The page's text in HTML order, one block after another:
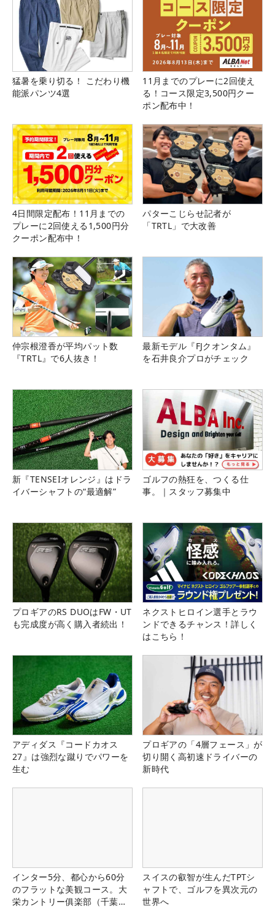
猛暑を乗り切る！ こだわり機
能派パンツ4選
11月までのプレーに2回使え
る！コース限定3,500円クー
ポン配布中！
4日間限定配布！11月までの
プレーに2回使える1,500円分
クーポン配布中！
パターこじらせ記者が
「TRTL」で大改善
仲宗根澄香が平均パット数
『TRTL』で6人抜き！
最新モデル『FJクオンタム』
を石井良介プロがチェック
新『TENSEIオレンジ』はドラ
イバーシャフトの“最適解”
ゴルフの熱狂を、つくる仕
事。｜スタッフ募集中
プロギアのRS DUOはFW・UT
も完成度が高く購入者続出！
ネクストヒロイン選手とラウ
ンドできるチャンス！詳しく
はこちら！
アディダス『コードカオス
27』は強烈な蹴りでパワーを
生む
プロギアの「4層フェース」が
切り開く高初速ドライバーの
新時代
インター5分、都心から60分
のフラットな美観コース。大
栄カントリー俱楽部（千葉
スイスの叡智が生んだTPTシ
ャフトで、ゴルフを異次元の
世界へ